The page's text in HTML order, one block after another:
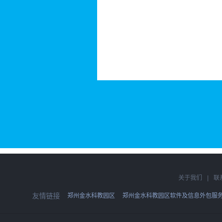
关于我们 联
友情链接 郑州金水科教园区 郑州金水科教园区软件及信息外包服